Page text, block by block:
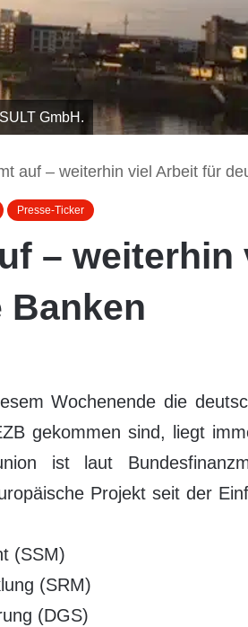
GmbH.
auf – weiterhin viel Arbeit für
Presse-Ticker
–
Wochenende die
gekommen sind, liegt
ist laut
Projekt seit der
(SSM)
(SRM)
(DGS)